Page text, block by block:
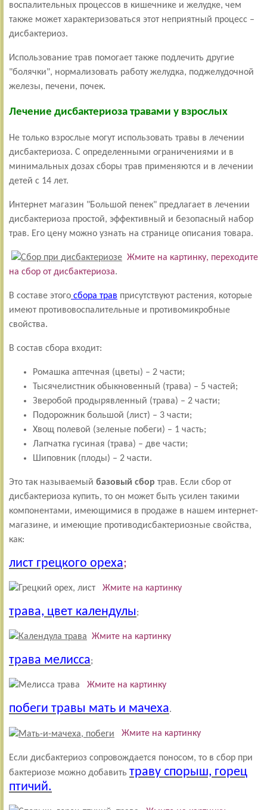
воспалительных процессов в кишечнике и желудке, чем
также может характеризоваться этот неприятный процесс –
дисбактериоз.
Использование трав помогает также подлечить другие
"болячки", нормализовать работу желудка, поджелудочной
железы, печени, почек.
Лечение дисбактериоза травами у взрослых
Не только взрослые могут использовать травы в лечении
дисбактериоза. С определенными ограничениями и в
минимальных дозах сборы трав применяются и в лечении
детей с 14 лет.
Интернет магазин "Большой пенек" предлагает в лечении
дисбактериоза простой, эффективный и безопасный набор
трав. Его цену можно узнать на странице описания товара.
Жмите на картинку, переходите
на сбор от дисбактериоза.
В составе этого сбора трав присутствуют растения, которые
имеют противовоспалительные и противомикробные
свойства.
В состав сбора входит:
Ромашка аптечная (цветы) – 2 части;
Тысячелистник обыкновенный (трава) – 5 частей;
Зверобой продырявленный (трава) – 2 части;
Подорожник большой (лист) – 3 части;
Хвощ полевой (зеленые побеги) – 1 часть;
Лапчатка гусиная (трава) – две части;
Шиповник (плоды) – 2 части.
Это так называемый базовый сбор трав. Если сбор от
дисбактериоза купить, то он может быть усилен такими
компонентами, имеющимися в продаже в нашем интернет-
магазине, и имеющие противодисбактериозные свойства,
как:
лист грецкого ореха;
Жмите на картинку
трава, цвет календулы;
Жмите на картинку
трава мелисса;
Жмите на картинку
побеги травы мать и мачеха.
Жмите на картинку
Если дисбактериоз сопровождается поносом, то в сбор при
бактериозе можно добавить траву спорыш, горец
птичий.